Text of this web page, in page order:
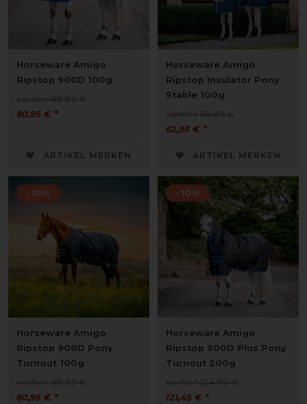
Horseware Amigo
Ripstop 900D 100g
vorher 89,95 €
80,95 € *
ARTIKEL MERKEN
Horseware Amigo
Ripstop Insulator Pony
Stable 100g
vorher 69,95 €
62,95 € *
ARTIKEL MERKEN
-10%
Horseware Amigo
Ripstop 900D Pony
Turnout 100g
vorher 89,95 €
80,95 € *
-10%
Horseware Amigo
Ripstop 900D Plus Pony
Turnout 200g
vorher 134,90 €
121,45 € *